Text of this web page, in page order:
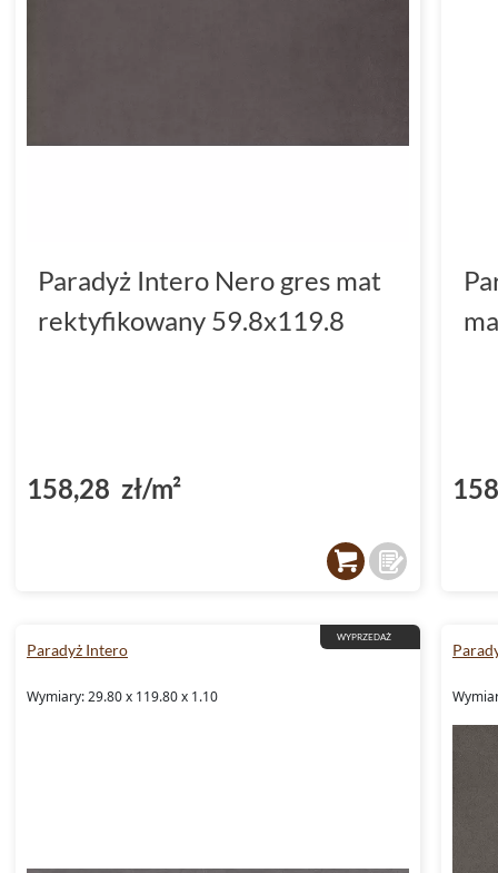
Paradyż Intero Nero gres mat
rektyfikowany 59.8x119.8
158,28 zł/m²
WYPRZEDAŻ
Paradyż Intero
Wymiary: 29.80 x 119.80 x 1.10